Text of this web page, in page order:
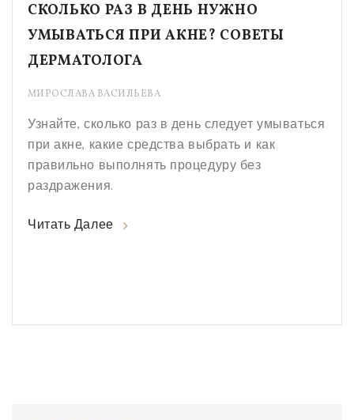
СКОЛЬКО РАЗ В ДЕНЬ НУЖНО
УМЫВАТЬСЯ ПРИ АКНЕ? СОВЕТЫ
ДЕРМАТОЛОГА
МИРОСЛАВА ВАСИЛЬЕВА
Узнайте, сколько раз в день следует умываться
при акне, какие средства выбрать и как
правильно выполнять процедуру без
раздражения.
Читать Далее